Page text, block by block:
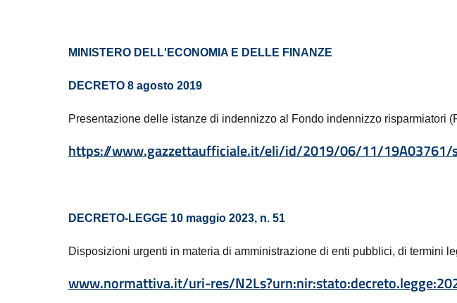
MINISTERO DELL'ECONOMIA E DELLE FINANZE
DECRETO 8 agosto 2019
Presentazione delle istanze di indennizzo al Fondo indennizzo risparmiatori
https://www.gazzettaufficiale.it/eli/id/2019/06/11/19A03761/
DECRETO-LEGGE 10 maggio 2023, n. 51
Disposizioni urgenti in materia di amministrazione di enti pubblici, di termini
www.normattiva.it/uri-res/